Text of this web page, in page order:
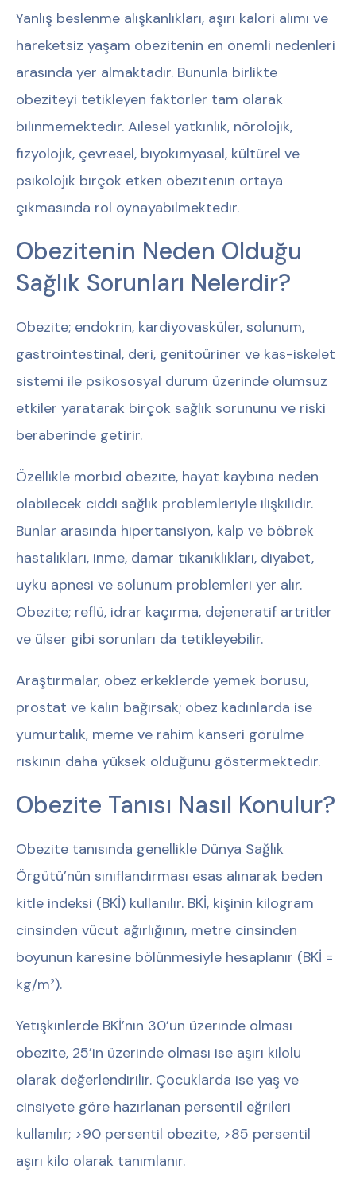
Yanlış beslenme alışkanlıkları, aşırı kalori alımı ve
hareketsiz yaşam obezitenin en önemli nedenleri
arasında yer almaktadır. Bununla birlikte
obeziteyi tetikleyen faktörler tam olarak
bilinmemektedir. Ailesel yatkınlık, nörolojik,
fizyolojik, çevresel, biyokimyasal, kültürel ve
psikolojik birçok etken obezitenin ortaya
çıkmasında rol oynayabilmektedir.
Obezitenin Neden Olduğu
Sağlık Sorunları Nelerdir?
Obezite; endokrin, kardiyovasküler, solunum,
gastrointestinal, deri, genitoüriner ve kas-iskelet
sistemi ile psikososyal durum üzerinde olumsuz
etkiler yaratarak birçok sağlık sorununu ve riski
beraberinde getirir.
Özellikle morbid obezite, hayat kaybına neden
olabilecek ciddi sağlık problemleriyle ilişkilidir.
Bunlar arasında hipertansiyon, kalp ve böbrek
hastalıkları, inme, damar tıkanıklıkları, diyabet,
uyku apnesi ve solunum problemleri yer alır.
Obezite; reflü, idrar kaçırma, dejeneratif artritler
ve ülser gibi sorunları da tetikleyebilir.
Araştırmalar, obez erkeklerde yemek borusu,
prostat ve kalın bağırsak; obez kadınlarda ise
yumurtalık, meme ve rahim kanseri görülme
riskinin daha yüksek olduğunu göstermektedir.
Obezite Tanısı Nasıl Konulur?
Obezite tanısında genellikle Dünya Sağlık
Örgütü’nün sınıflandırması esas alınarak beden
kitle indeksi (BKİ) kullanılır. BKİ, kişinin kilogram
cinsinden vücut ağırlığının, metre cinsinden
boyunun karesine bölünmesiyle hesaplanır (BKİ =
kg/m²).
Yetişkinlerde BKİ’nin 30’un üzerinde olması
obezite, 25’in üzerinde olması ise aşırı kilolu
olarak değerlendirilir. Çocuklarda ise yaş ve
cinsiyete göre hazırlanan persentil eğrileri
kullanılır; >90 persentil obezite, >85 persentil
aşırı kilo olarak tanımlanır.